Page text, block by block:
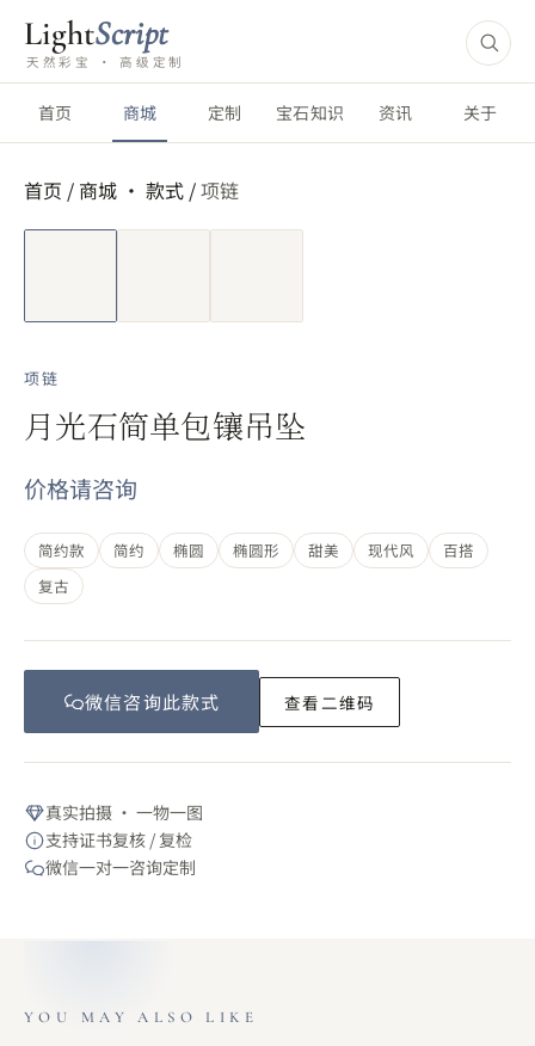
LightScript
天然彩宝 · 高级定制
首页 商城 定制 宝石知识 资讯 关于
首页 / 商城 · 款式 /项链
短视频
项链
月光石简单包镶吊坠
价格请咨询
简约款 简约 椭圆 椭圆形 甜美 现代风
百搭
复古
微信咨询此款式 查看二维码
真实拍摄 · 一物一图
支持证书复核 / 复检
微信一对一咨询定制
YOU MAY ALSO LIKE